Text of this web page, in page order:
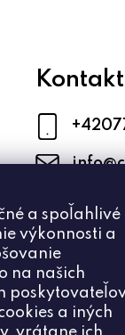
a spoľahlivé
výkonnosti a
na našich
a iných
Kontakt
info@